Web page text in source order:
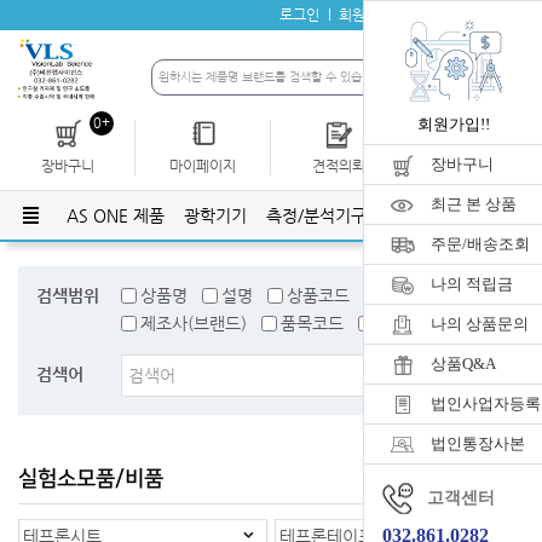
로그인 회원가입
0+
장바구니 마이페이지 견적의뢰 개인결제
AS ONE 제품 광학기기 측정/분석기구 유리기구 플라스틱
검색범위 상품명 설명 상품코드
검색어태그
제조사(브랜드)
품목코드 품목명
검색어
실험소모품/비품
테프론시트 테프론테이프
회원가입!!
장바구니
최근 본 상품
주문/배송조회
나의 적립금
나의 상품문의
상품Q&A
법인사업자등
법인통장사본
고객센터
032.861.0282